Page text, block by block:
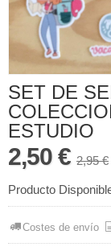
SET DE
ESTUDIO
2,50 € 2,95 €
Producto
Costes de envío